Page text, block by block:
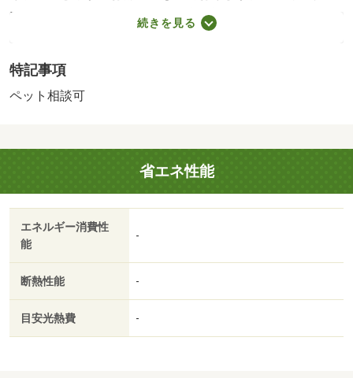
ホン付きなので、部屋から訪問者の顔を確認できます。駅
から徒歩１３分のところにあるアパートはいかがでしょう
好評いただいています。駐輪場付きのアパートです。今な
らまだ空いています。駐車エリアの空き１１台です。ＢＳ
は間取り２ＤＫなのでたっぷり楽しめます。こちらのお部
屋で新しい生活を始めてみませんか。・賃貸保証等：加入
要（ハウスリーブ ハウスリーブ株式会社 契約時保証委
託料：２．２万／月額保証委託料：賃料総額の２．２％又
は５．５％ ※ペット可は２．５万／２．５％）・管理形
態／管理員の勤務形態：不在・◆キャンペーン中◇◆有名
可能◇◆来店不要契約可能◆・駐輪場：有（無料）/クリ
ーニング費用 80000円
続きを見る
特記事項
ペット相談可
省エネ性能
エネルギー消費性
能
-
断熱性能 -
目安光熱費 -